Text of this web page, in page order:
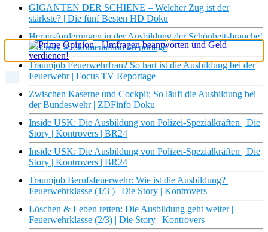
GIGANTEN DER SCHIENE – Welcher Zug ist der
stärkste? | Die fünf Besten HD Doku
Herausforderungen in der Ausbildung der Schönheitsbranche!
#focustv #dokumentation #reportage
Traumjob Feuerwehrfrau? So hart ist die Ausbildung bei der
Feuerwehr | Focus TV Reportage
Zwischen Kaserne und Cockpit: So läuft die Ausbildung bei
der Bundeswehr | ZDFinfo Doku
Inside USK: Die Ausbildung von Polizei-Spezialkräften | Die
Story | Kontrovers | BR24
Inside USK: Die Ausbildung von Polizei-Spezialkräften | Die
Story | Kontrovers | BR24
Traumjob Berufsfeuerwehr: Wie ist die Ausbildung? |
Feuerwehrklasse (1/3 ) | Die Story | Kontrovers
Löschen & Leben retten: Die Ausbildung geht weiter |
Feuerwehrklasse (2/3) | Die Story | Kontrovers